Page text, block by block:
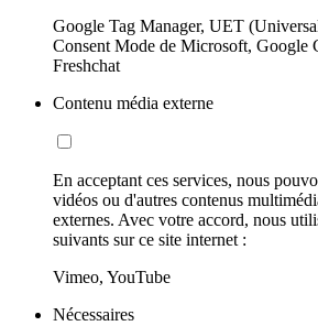
Google Tag Manager, UET
Consent Mode de Microsoft, Google
Freshchat
Contenu média externe
En acceptant ces services, nous
vidéos ou d'autres contenus
externes. Avec votre accord, nous
suivants sur ce site internet :
Vimeo, YouTube
Nécessaires